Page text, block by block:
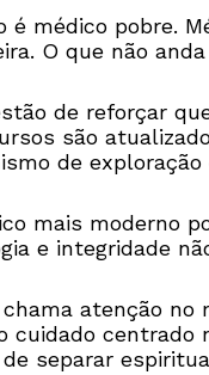
é médico pobre.
O que não
de reforçar
são
de
mais moderno
e integridade
atenção no
cuidado centrado
separar